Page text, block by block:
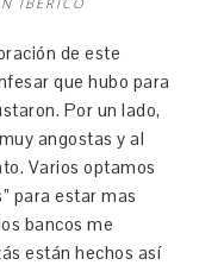
de este
que hubo para
Por un lado,
angostas y al
Varios optamos
para estar mas
bancos me
están hechos así